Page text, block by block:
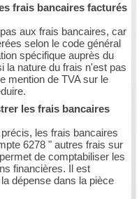
frais bancaires facturés
aux frais bancaires, car
selon le code général
spécifique auprès du
la nature du frais n'est pas
mention de TVA sur le
les frais bancaires
les frais bancaires
6278 " autres frais sur
de comptabiliser les
financières. Il est
dépense dans la pièce